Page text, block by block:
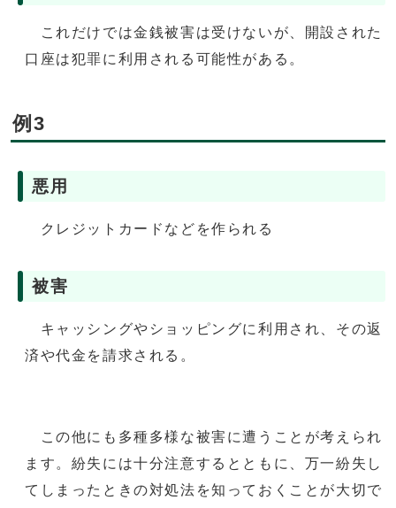
これだけでは金銭被害は受けないが、開設された
口座は犯罪に利用される可能性がある。
例3
悪用
クレジットカードなどを作られる
被害
キャッシングやショッピングに利用され、その返
済や代金を請求される。
この他にも多種多様な被害に遭うことが考えられ
ます。紛失には十分注意するとともに、万一紛失し
てしまったときの対処法を知っておくことが大切で